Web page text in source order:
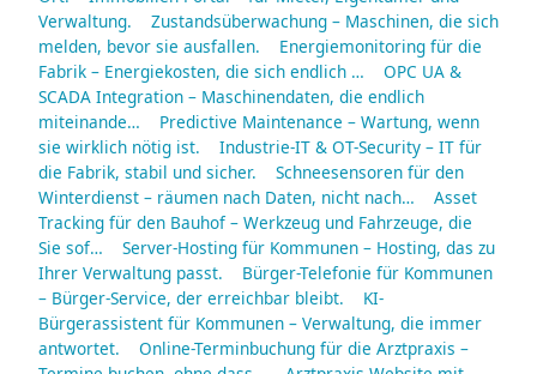
Verwaltung.
Zustandsüberwachung – Maschinen, die sich
melden, bevor sie ausfallen.
Energiemonitoring für die
Fabrik – Energiekosten, die sich endlich …
OPC UA &
SCADA Integration – Maschinendaten, die endlich
miteinande…
Predictive Maintenance – Wartung, wenn
sie wirklich nötig ist.
Industrie-IT & OT-Security – IT für
die Fabrik, stabil und sicher.
Schneesensoren für den
Winterdienst – räumen nach Daten, nicht nach…
Asset
Tracking für den Bauhof – Werkzeug und Fahrzeuge, die
Sie sof…
Server-Hosting für Kommunen – Hosting, das zu
Ihrer Verwaltung passt.
Bürger-Telefonie für Kommunen
– Bürger-Service, der erreichbar bleibt.
KI-
Bürgerassistent für Kommunen – Verwaltung, die immer
antwortet.
Online-Terminbuchung für die Arztpraxis –